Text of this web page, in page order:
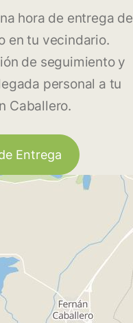
hora de entrega de
en tu vecindario.
de seguimiento y
personal a tu
Caballero.
Entrega